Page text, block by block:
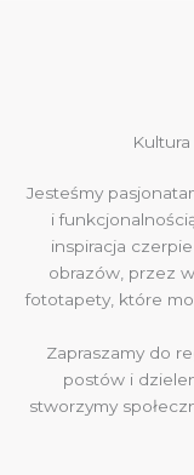
Jesteśmy
i
inspiracja
obrazów, przez
fototapety, które
Zapraszamy do
postów i
stworzymy